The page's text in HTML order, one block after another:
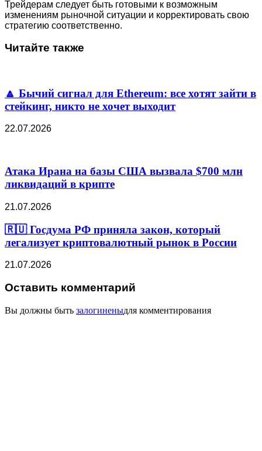
Трейдерам следует быть готовыми к возможным
изменениям рыночной ситуации и корректировать свою
стратегию соответственно.
Читайте также
🔼 Бычий сигнал для Ethereum: все хотят зайти в
стейкинг, никто не хочет выходит
22.07.2026
Атака Ирана на базы США вызвала $700 млн
ликвидаций в крипте
21.07.2026
🇷🇺 Госдума РФ приняла закон, который
легализует криптовалютный рынок в России
21.07.2026
Оставить комментарий
Вы должны быть залогиненыдля комментирования